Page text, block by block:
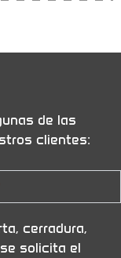
de las
clientes:
cerradura,
solicita el